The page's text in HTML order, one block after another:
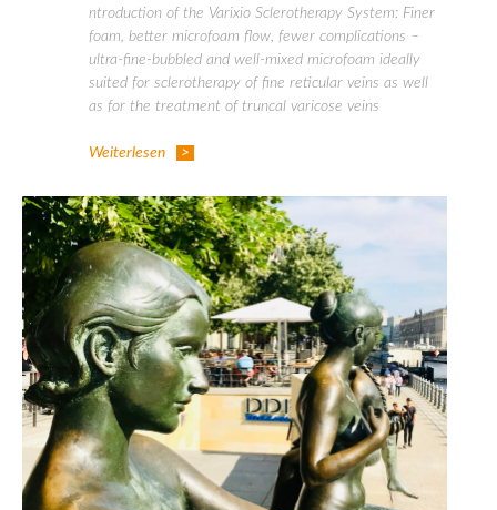
ntroduction of the Varixio Sclerotherapy System: Finer
foam, better microfoam flow, fewer complications –
ultra-fine-bubbled and well-mixed microfoam ideally
suited for sclerotherapy of fine reticular veins as well
as for the treatment of truncal varicose veins
Weiterlesen